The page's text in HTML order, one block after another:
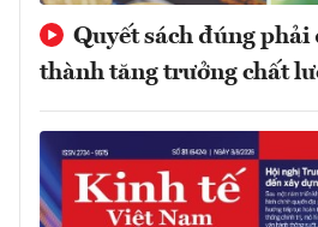
Quyết sách đúng phải
thành tăng trưởng chất